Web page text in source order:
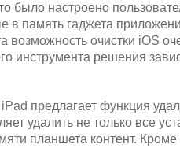
было настроено
в память гаджета
возможность очистки iOS
инструмента решения
предлагает функция
удалить не только все
планшета контент.